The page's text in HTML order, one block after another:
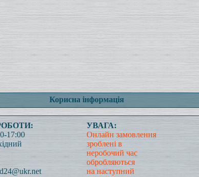
Корисна інформація
17:00
УВАГА:
Онлайн замовлення
зроблені в
неробочий час
обробляються
на наступний